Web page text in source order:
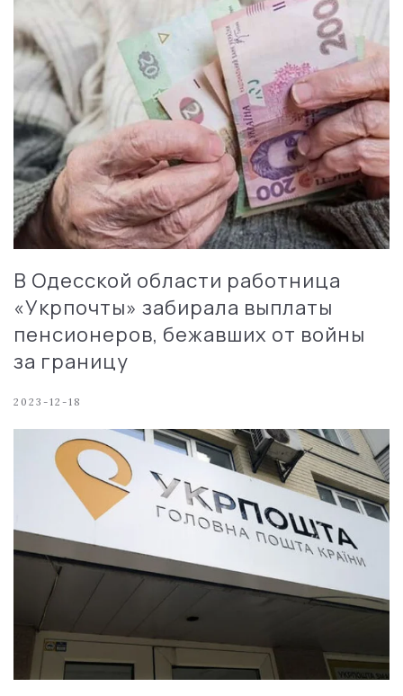
В Одесской области работница
«Укрпочты» забирала выплаты
пенсионеров, бежавших от войны
за границу
2023-12-18